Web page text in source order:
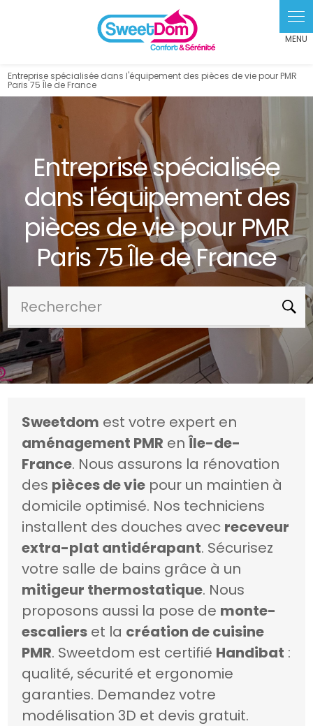
Entreprise spécialisée dans l'équipement des pièces de vie pour PMR
Paris 75 Île de France
Entreprise spécialisée
dans l'équipement des
pièces de vie pour PMR
Paris 75 Île de France
Rechercher
Sweetdom est votre expert en
aménagement PMR enÎle-de-
France. Nous assurons la rénovation
des pièces de vie pour un maintien à
domicile optimisé. Nos techniciens
installent des douches avec receveur
extra-plat antidérapant. Sécurisez
votre salle de bains grâce à un
mitigeur thermostatique. Nous
proposons aussi la pose de monte-
escaliers et la création de cuisine
PMR. Sweetdom est certifié Handibat :
qualité, sécurité et ergonomie
garanties. Demandez votre
modélisation 3D et devis gratuit.
Panneau de gestion des cookies